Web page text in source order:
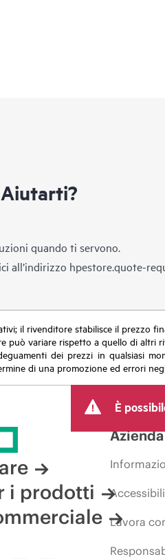
quando ti servono.
all’indirizzo hpestore.quote-
il rivenditore stabilisce il prezzo
può variare rispetto a quello di altri
dei prezzi in qualsiasi
di una promozione ed errori
È
i prodotti
Azienda
Lavora